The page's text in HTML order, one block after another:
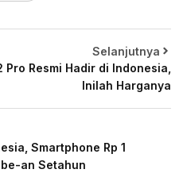
Smartphone Rp 1
an Setahun
Selanjutnya
Pro Resmi Hadir di Indonesia,
Inilah Harganya